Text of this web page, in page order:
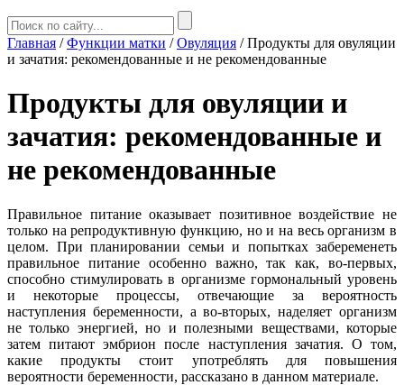
Главная /Функции матки /Овуляция /Продукты для овуляции
и зачатия: рекомендованные и не рекомендованные
Продукты для овуляции и
зачатия: рекомендованные и
не рекомендованные
Правильное питание оказывает позитивное воздействие не
только на репродуктивную функцию, но и на весь организм в
целом. При планировании семьи и попытках забеременеть
правильное питание особенно важно, так как, во-первых,
способно стимулировать в организме гормональный уровень
и некоторые процессы, отвечающие за вероятность
наступления беременности, а во-вторых, наделяет организм
не только энергией, но и полезными веществами, которые
затем питают эмбрион после наступления зачатия. О том,
какие продукты стоит употреблять для повышения
вероятности беременности, рассказано в данном материале.